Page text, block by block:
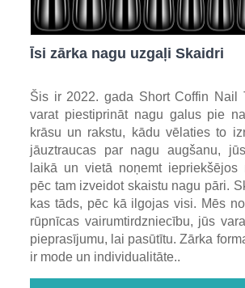
Īsi zārka nagu uzgaļi Skaidri
Šis ir 2022. gada Short Coffin Nail
varat piestiprināt nagu galus pie
krāsu un rakstu, kādu vēlaties to
jāuztraucas par nagu augšanu,
laikā un vietā noņemt iepriekšējos
pēc tam izveidot skaistu nagu pāri.
kas tāds, pēc kā ilgojas visi. Mēs
rūpnīcas vairumtirdzniecību, jūs
pieprasījumu, lai pasūtītu. Zārka
ir mode un individualitāte..